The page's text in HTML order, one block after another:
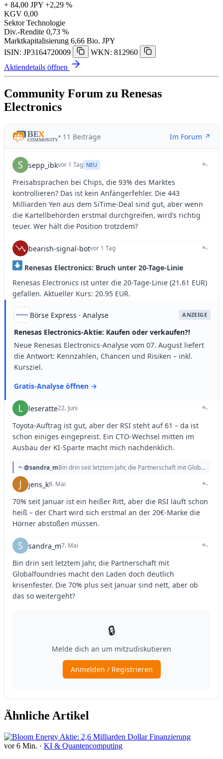
+ 84,00 JPY +2,29 %
KGV 0,00
Sektor Technologie
Div.-Rendite 0,73 %
Marktkapitalisierung 6,66 Bio. JPY
ISIN: JP3164720009
WKN: 812960
Aktiendetails öffnen
Community Forum zu Renesas
Electronics
Ähnliche Artikel
vor 6 Min. · KI & Quantencomputing